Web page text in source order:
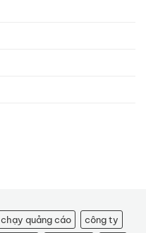
chạy quảng cáo
công ty